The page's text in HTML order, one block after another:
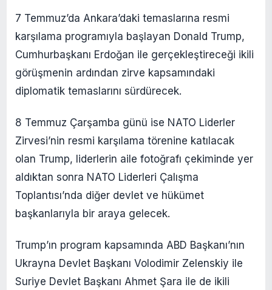
7 Temmuz’da Ankara’daki temaslarına resmi
karşılama programıyla başlayan Donald Trump,
Cumhurbaşkanı Erdoğan ile gerçekleştireceği ikili
görüşmenin ardından zirve kapsamındaki
diplomatik temaslarını sürdürecek.
8 Temmuz Çarşamba günü ise NATO Liderler
Zirvesi’nin resmi karşılama törenine katılacak
olan Trump, liderlerin aile fotoğrafı çekiminde yer
aldıktan sonra NATO Liderleri Çalışma
Toplantısı’nda diğer devlet ve hükümet
başkanlarıyla bir araya gelecek.
Trump’ın program kapsamında ABD Başkanı’nın
Ukrayna Devlet Başkanı Volodimir Zelenskiy ile
Suriye Devlet Başkanı Ahmet Şara ile de ikili